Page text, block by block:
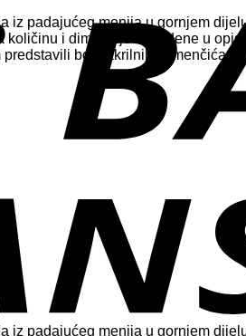
iz padajućeg menija u gornjem
i dimenzije navedene u
boje akrilnih kamenčića.
iz padajućeg menija u gornjem